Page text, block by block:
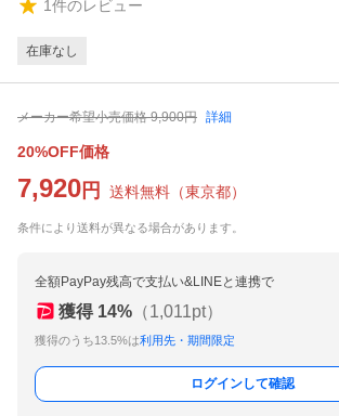
1件のレビュー
在庫なし
メーカー希望小売価格 9,900円 詳細
20%OFF価格
7,920 円 送料無料 （東京都）
条件により送料が異なる場合があります。
全額PayPay残高で支払い&LINEと連携で
獲得 14% （1,011pt）
獲得のうち13.5%は利用先・期間限定
ログインして確認